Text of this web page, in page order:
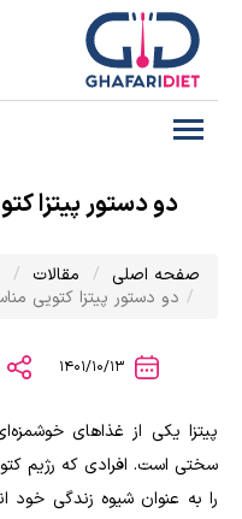
دو دستور پیتزا
صفحه اصلی مقالات
دو دستور پیتزا کتویی
پیتزا یکی از غذاهای
سختی است. افرادی که رژیم
را به عنوان شیوه زندگی خود